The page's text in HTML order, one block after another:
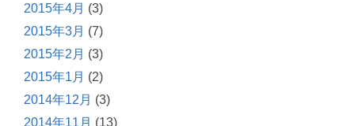
2015年4月 (3)
2015年3月 (7)
2015年2月 (3)
2015年1月 (2)
2014年12月 (3)
2014年11月 (13)